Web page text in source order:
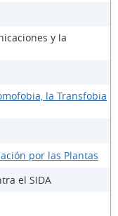
y la
la Transfobia
por las Plantas
el SIDA